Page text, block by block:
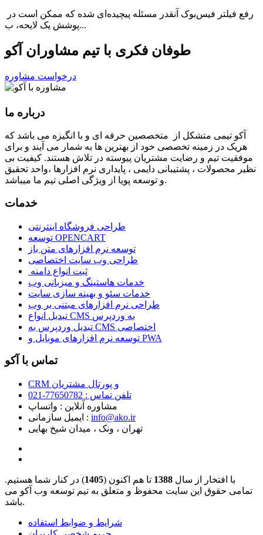
پوشش یک لایحه‌، ب...
طوفان فکری با تیم مشاوران آکو
درخواست مشاوره
درباره ما
آكو تيمی متشکل از متخصصین حرفه ای و با انگیزه می باشد که
هریک در زمینه تخصصی خود از بهترین ها به شمار می آیند و برای
موفقیت تيم و رضایت مشتریان پیوسته در تلاش هستند. کیفیت بی
نظير محصولات ، پشتیبانی دايمی ، پایداری نرم افزارها ،واحد تحقیق
و توسعه پویا از ویژگی اصلی تیم ما میباشد.
خدمات
طراحی فروشگاه اینترنتی
توسعه OPENCART
توسعه نرم افزارهای متن باز
طراحی وب سایت اختصاصی
ثبت انواع دامنه
خدمات هاستینگ و میزبانی وب
خدمات سئو و بهینه سازی سایت
طراحی نرم افزارهای مبتنی بر وب
تبدیل انواع CMS به وردپرس
تبدیل وردپرس به CMS اختصاصی
توسعه نرم افزارهای موبایل و PWA
تماس با آکو
CRM و پورتال مشتریان
تلفن تماس :‌ 77650782-021
مشاوره آنلاین : واتساپ
ایمیل سازمانی :‌ info@ako.ir
تهران ، ونک ، میدان شیخ بهایی
با افتخار از سال 1388 تا هم اکنون (1405) در کنار شما هستیم.
تمامی حقوق این سایت محفوظ و متعلق به تیم توسعه وب آکو می
باشد.
شرایط و ضوابط استفاده